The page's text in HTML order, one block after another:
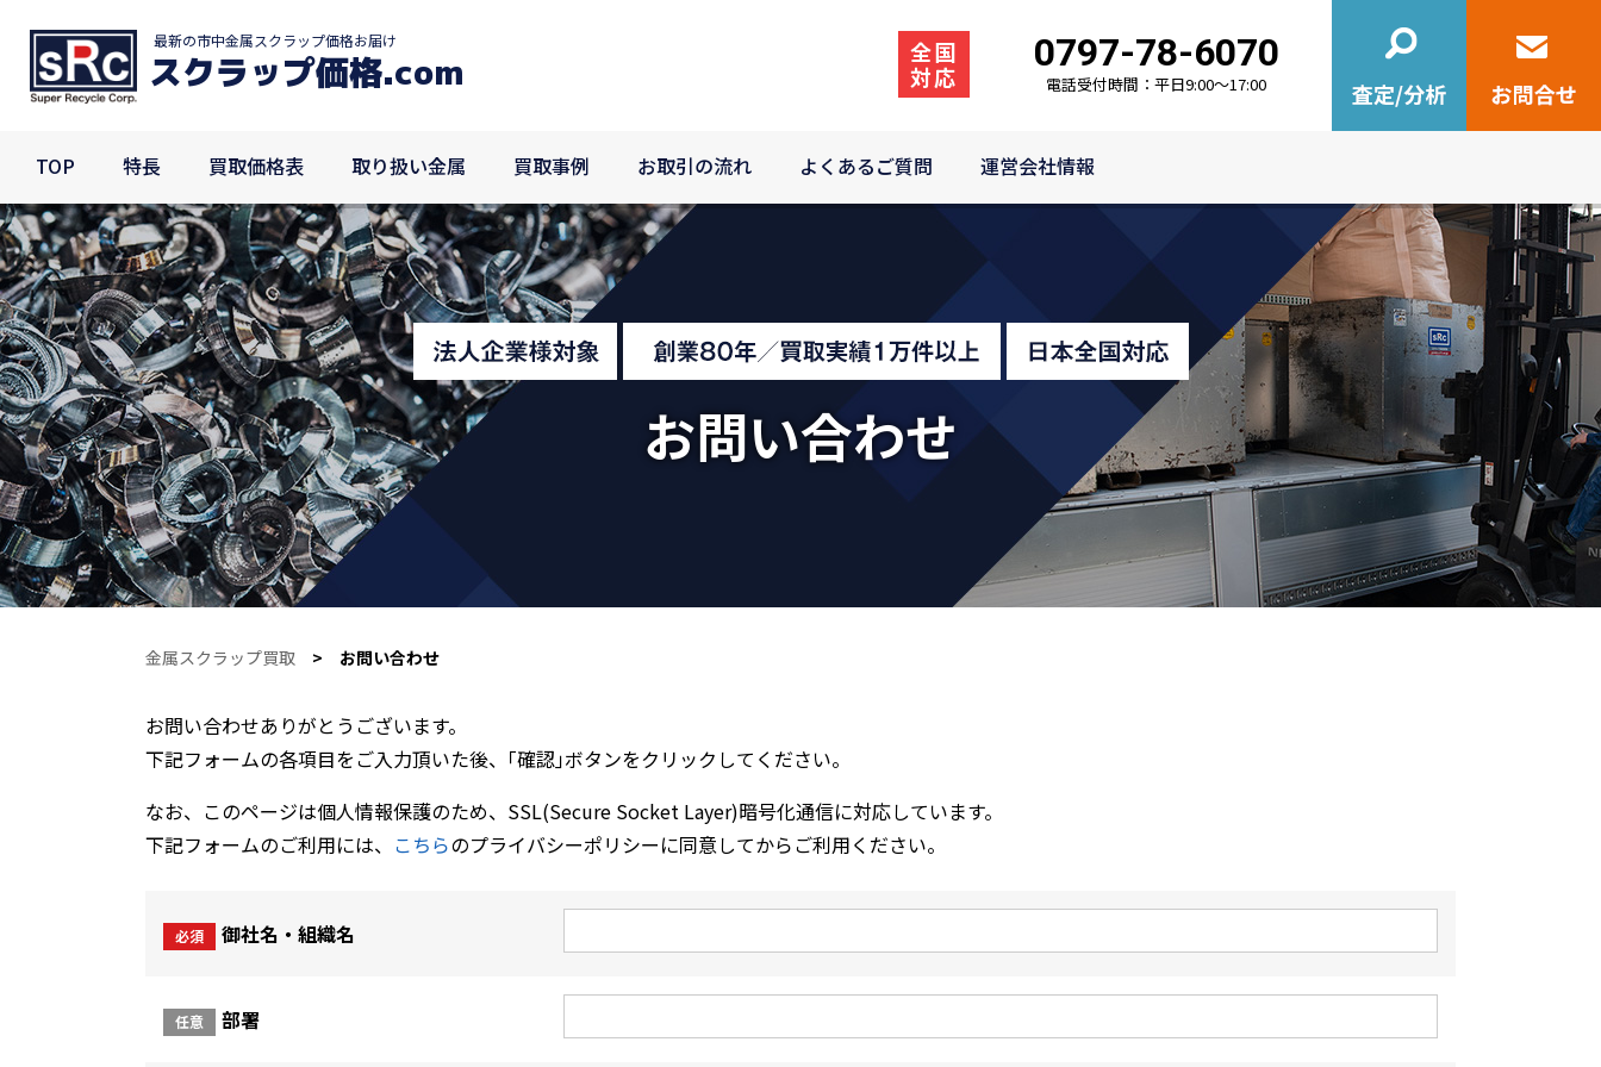
TOP 特長 買取価格表 取り扱い金属 運営会社情報 0797-78-6070
最新の市中金属スクラップ価格お届け
スクラップ価格.com
全国
対応
0797-78-6070
電話受付時間：平日9:00～17:00
TOP 特長 買取価格表 取り扱い金属 買取事例 お取引の流れ よくあるご質問 運営会社情報
お問い合わせ
金属スクラップ買取 > お問い合わせ
お問い合わせありがとうございます。
下記フォームの各項目をご入力頂いた後、｢確認｣ボタンをクリックしてください。
なお、このページは個人情報保護のため、SSL(Secure Socket Layer)暗号化通信に対応しています。
下記フォームのご利用には、 こちらのプライバシーポリシーに同意してからご利用ください。
必須 御社名・組織名
任意 部署